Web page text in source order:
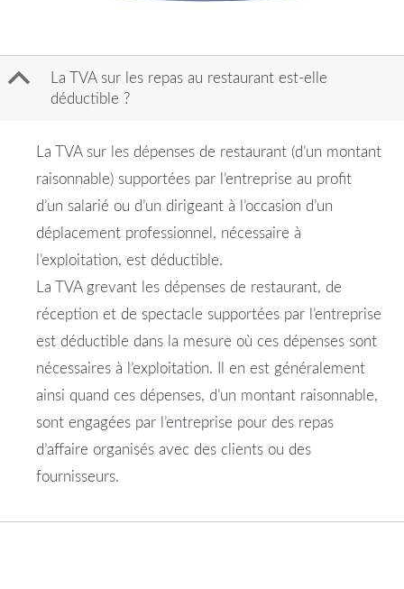
B
La TVA sur les repas au restaurant est-elle
déductible ?
La TVA sur les dépenses de restaurant (d’un montant
raisonnable) supportées par l’entreprise au profit
d’un salarié ou d’un dirigeant à l’occasion d’un
déplacement professionnel, nécessaire à
l’exploitation, est déductible.
La TVA grevant les dépenses de restaurant, de
réception et de spectacle supportées par l’entreprise
est déductible dans la mesure où ces dépenses sont
nécessaires à l’exploitation. Il en est généralement
ainsi quand ces dépenses, d’un montant raisonnable,
sont engagées par l’entreprise pour des repas
d’affaire organisés avec des clients ou des
fournisseurs.